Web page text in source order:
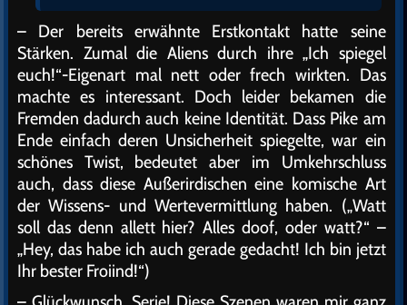
– Der bereits erwähnte Erstkontakt hatte seine
Stärken. Zumal die Aliens durch ihre „Ich spiegel
euch!“-Eigenart mal nett oder frech wirkten. Das
machte es interessant. Doch leider bekamen die
Fremden dadurch auch keine Identität. Dass Pike am
Ende einfach deren Unsicherheit spiegelte, war ein
schönes Twist, bedeutet aber im Umkehrschluss
auch, dass diese Außerirdischen eine komische Art
der Wissens- und Wertevermittlung haben. („Watt
soll das denn allett hier? Alles doof, oder watt?“ –
„Hey, das habe ich auch gerade gedacht! Ich bin jetzt
Ihr bester Froiind!“)